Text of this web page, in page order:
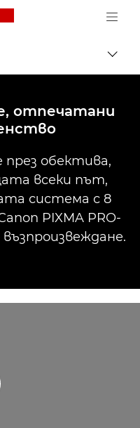
Canon Logo, back to
отпечатани
обектива,
всеки път,
система с 8
PIXMA PRO-
видео